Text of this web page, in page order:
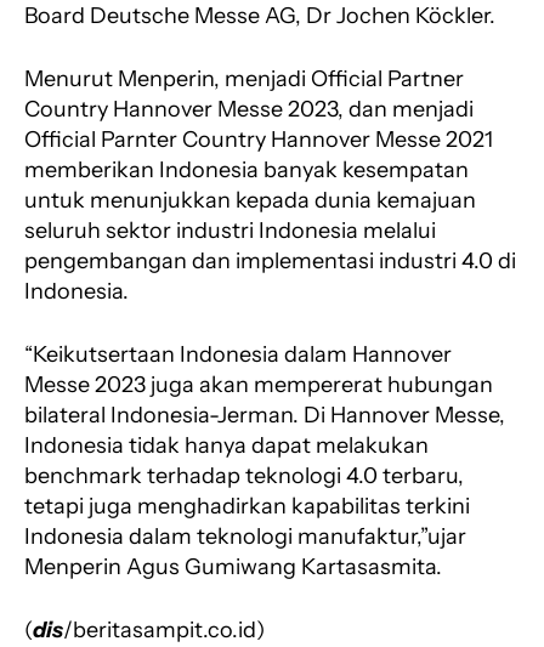
Board Deutsche Messe AG, Dr Jochen Köckler.
Menurut Menperin, menjadi Official Partner
Country Hannover Messe 2023, dan menjadi
Official Parnter Country Hannover Messe 2021
memberikan Indonesia banyak kesempatan
untuk menunjukkan kepada dunia kemajuan
seluruh sektor industri Indonesia melalui
pengembangan dan implementasi industri 4.0 di
Indonesia.
“Keikutsertaan Indonesia dalam Hannover
Messe 2023 juga akan mempererat hubungan
bilateral Indonesia-Jerman. Di Hannover Messe,
Indonesia tidak hanya dapat melakukan
benchmark terhadap teknologi 4.0 terbaru,
tetapi juga menghadirkan kapabilitas terkini
Indonesia dalam teknologi manufaktur,”ujar
Menperin Agus Gumiwang Kartasasmita.
(dis/beritasampit.co.id)